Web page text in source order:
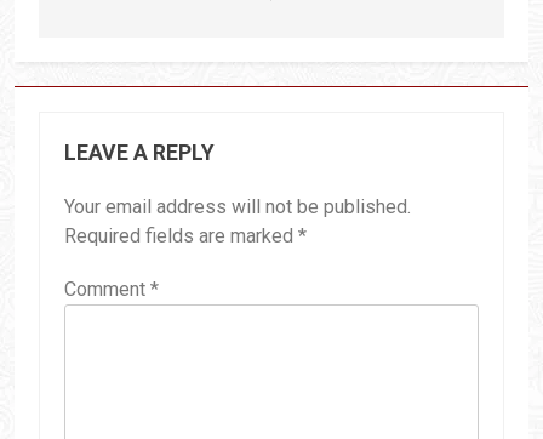
LEAVE A REPLY
Your email address will not be published.
Required fields are marked *
Comment *